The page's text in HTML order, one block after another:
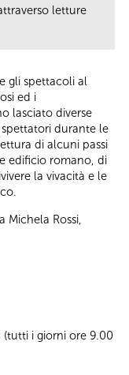
letture
gli spettacoli al
ed i
lasciato diverse
durante le
di alcuni passi
edificio romano, di
la vivacità e le
Michela Rossi,
(tutti i giorni ore 9.00